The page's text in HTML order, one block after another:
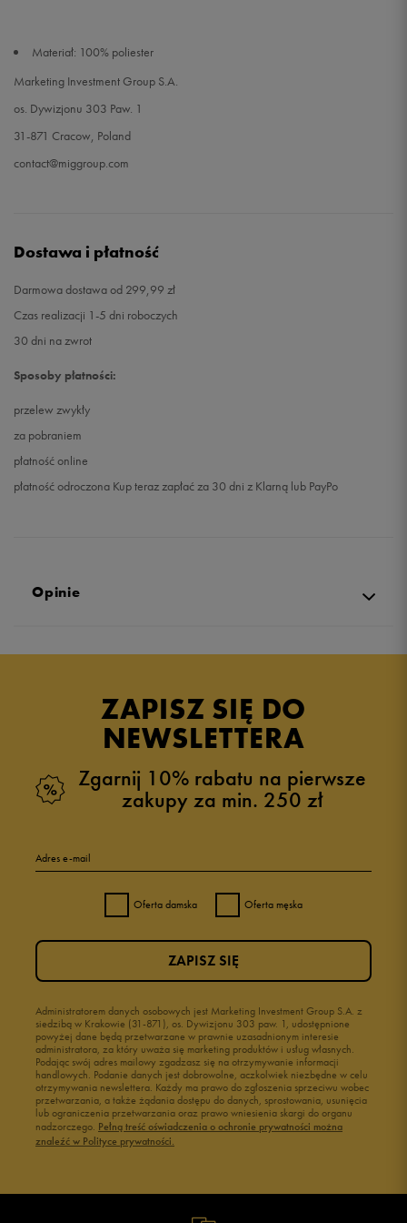
Materiał: 100% poliester
Marketing Investment Group S.A.
os. Dywizjonu 303 Paw. 1
31-871 Cracow, Poland
contact@miggroup.com
Dostawa i płatność
Darmowa dostawa od 299,99 zł
Czas realizacji 1-5 dni roboczych
30 dni na zwrot
Sposoby płatności:
przelew zwykły
za pobraniem
płatność online
płatność odroczona Kup teraz zapłać za 30 dni z Klarną lub PayPo
Opinie
ZAPISZ SIĘ DO
NEWSLETTERA
Zgarnij 10% rabatu na pierwsze
zakupy za min. 250 zł
Adres e-mail
Oferta damska Oferta męska
Administratorem danych osobowych jest Marketing Investment Group S.A. z
siedzibą w Krakowie (31-871), os. Dywizjonu 303 paw. 1, udostępnione
powyżej dane będą przetwarzane w prawnie uzasadnionym interesie
administratora, za który uważa się marketing produktów i usług własnych.
Podając swój adres mailowy zgadzasz się na otrzymywanie informacji
handlowych. Podanie danych jest dobrowolne, aczkolwiek niezbędne w celu
otrzymywania newslettera. Każdy ma prawo do zgłoszenia sprzeciwu wobec
przetwarzania, a także żądania dostępu do danych, sprostowania, usunięcia
lub ograniczenia przetwarzania oraz prawo wniesienia skargi do organu
nadzorczego. Pełną treść oświadczenia o ochronie prywatności można
znaleźć w Polityce prywatności.
ZAPISZ SIĘ